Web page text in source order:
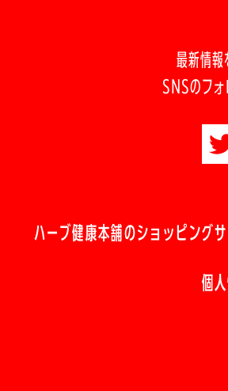
最新情報
SNSのフォ
ハーブ健康本舗のショッピング
個